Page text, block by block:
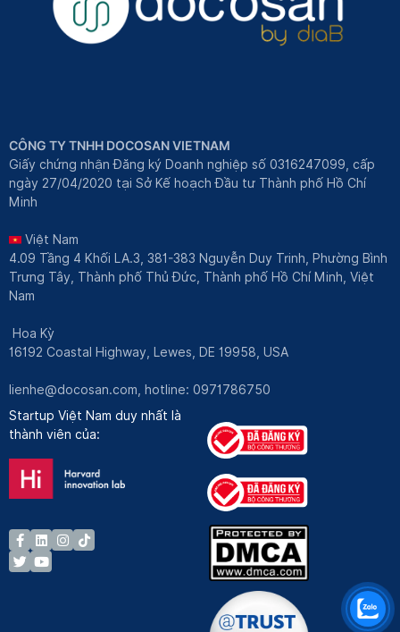
CÔNG TY TNHH DOCOSAN VIETNAM
Giấy chứng nhận Đăng ký Doanh nghiệp số 0316247099, cấp
ngày 27/04/2020 tại Sở Kế hoạch Đầu tư Thành phố Hồ Chí
Minh
Việt Nam
4.09 Tầng 4 Khối LA.3, 381-383 Nguyễn Duy Trinh, Phường Bình
Trưng Tây, Thành phố Thủ Đức, Thành phố Hồ Chí Minh, Việt
Nam
Hoa Kỳ
16192 Coastal Highway, Lewes, DE 19958, USA
lienhe@docosan.com , hotline: 0971786750
Startup Việt Nam duy nhất là
thành viên của: